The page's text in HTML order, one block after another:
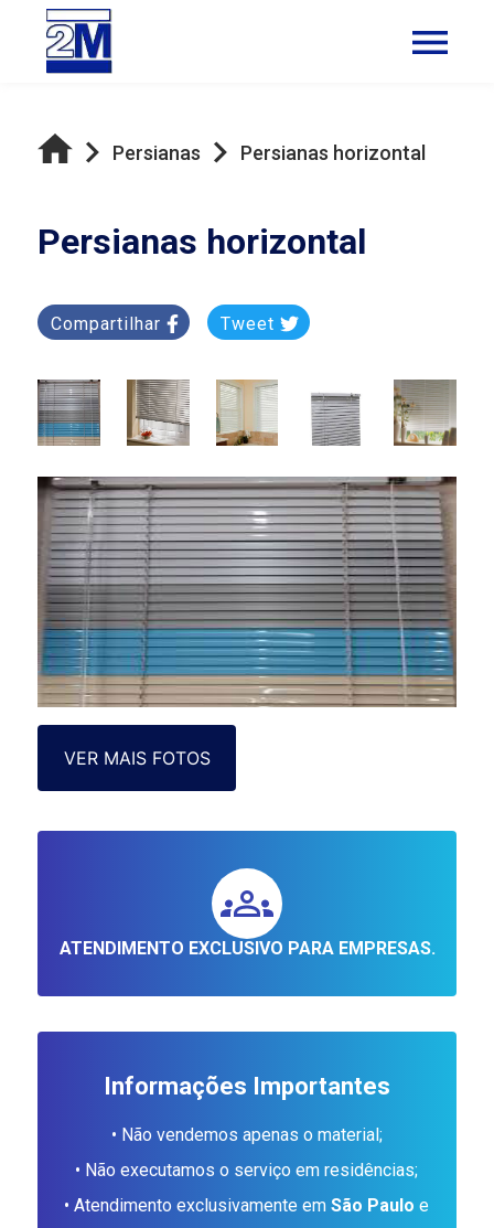
Persianas Persianas horizontal
Persianas horizontal
Compartilhar Tweet
VER MAIS FOTOS
ATENDIMENTO EXCLUSIVO PARA EMPRESAS.
Informações Importantes
• Não vendemos apenas o material;
• Não executamos o serviço em residências;
• Atendimento exclusivamente emSão Paulo e